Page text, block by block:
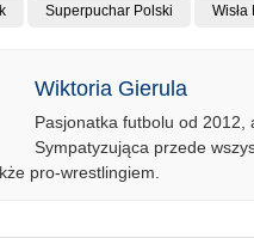
Superpuchar Polski Wisła
Wiktoria Gierula
Pasjonatka futbolu od 2012,
Sympatyzująca przede
pro-wrestlingiem.